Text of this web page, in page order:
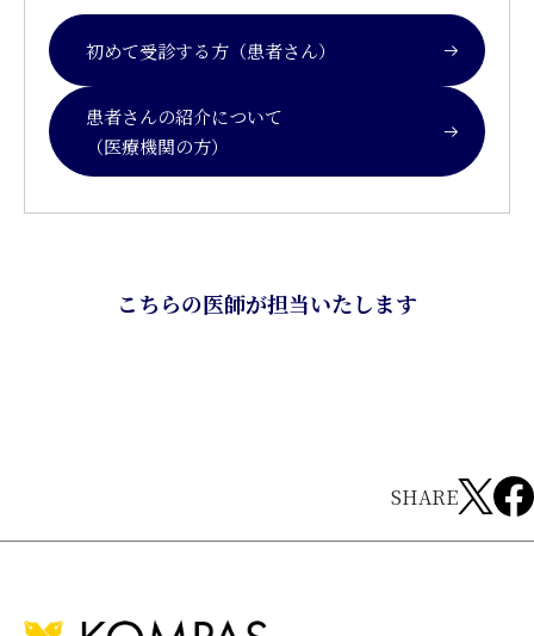
初めて受診する方（患者さん）
患者さんの紹介について
（医療機関の方）
こちらの医師が担当いたします
SHARE